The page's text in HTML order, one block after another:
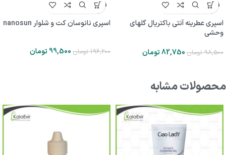
ناموجو
د
اسپری عطرینه آنتی باکتریال گلهای
وحشی
98,500 تومان 82,750تومان
ناموجو
د
اسپری نانوسان کت و شلوار nanosun
196,200 تومان 99,500تومان
محصولات مشابه